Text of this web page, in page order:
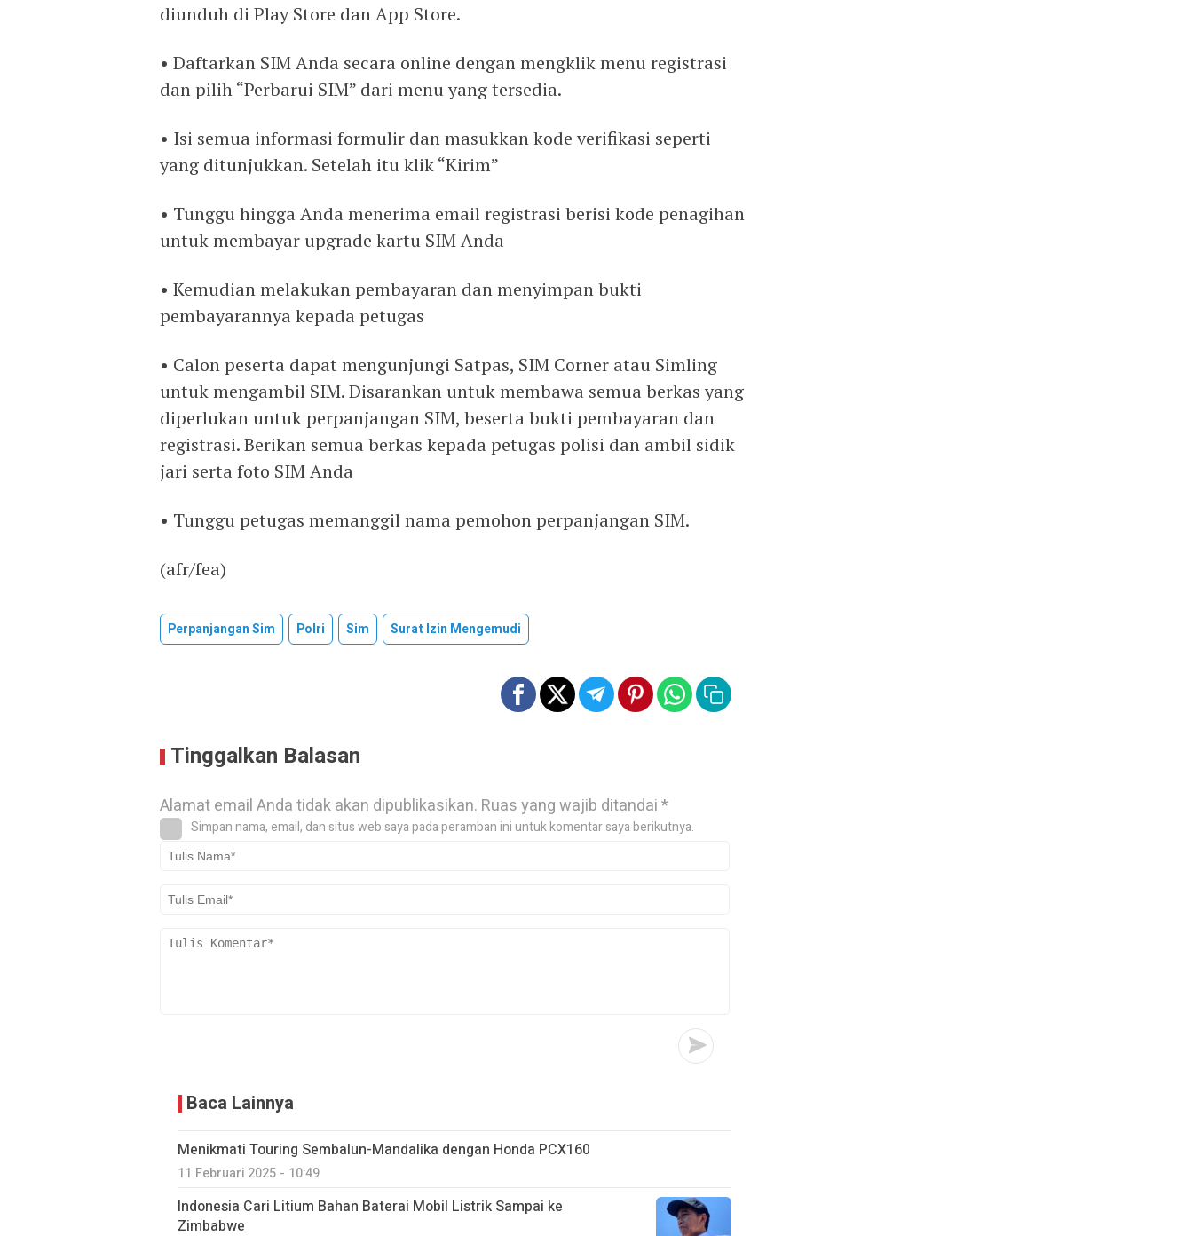
diunduh di Play Store dan App Store.
• Daftarkan SIM Anda secara online dengan mengklik menu registrasi
dan pilih “Perbarui SIM” dari menu yang tersedia.
• Isi semua informasi formulir dan masukkan kode verifikasi seperti
yang ditunjukkan. Setelah itu klik “Kirim”
• Tunggu hingga Anda menerima email registrasi berisi kode penagihan
untuk membayar upgrade kartu SIM Anda
• Kemudian melakukan pembayaran dan menyimpan bukti
pembayarannya kepada petugas
• Calon peserta dapat mengunjungi Satpas, SIM Corner atau Simling
untuk mengambil SIM. Disarankan untuk membawa semua berkas yang
diperlukan untuk perpanjangan SIM, beserta bukti pembayaran dan
registrasi. Berikan semua berkas kepada petugas polisi dan ambil sidik
jari serta foto SIM Anda
• Tunggu petugas memanggil nama pemohon perpanjangan SIM.
(afr/fea)
Perpanjangan Sim Polri Sim Surat Izin Mengemudi
Tinggalkan Balasan
Alamat email Anda tidak akan dipublikasikan. Ruas yang wajib ditandai*
Simpan nama, email, dan situs web saya pada peramban ini untuk komentar saya berikutnya.
Baca Lainnya
Menikmati Touring Sembalun-Mandalika dengan Honda PCX160
11 Februari 2025 - 10:49
Indonesia Cari Litium Bahan Baterai Mobil Listrik Sampai ke
Zimbabwe